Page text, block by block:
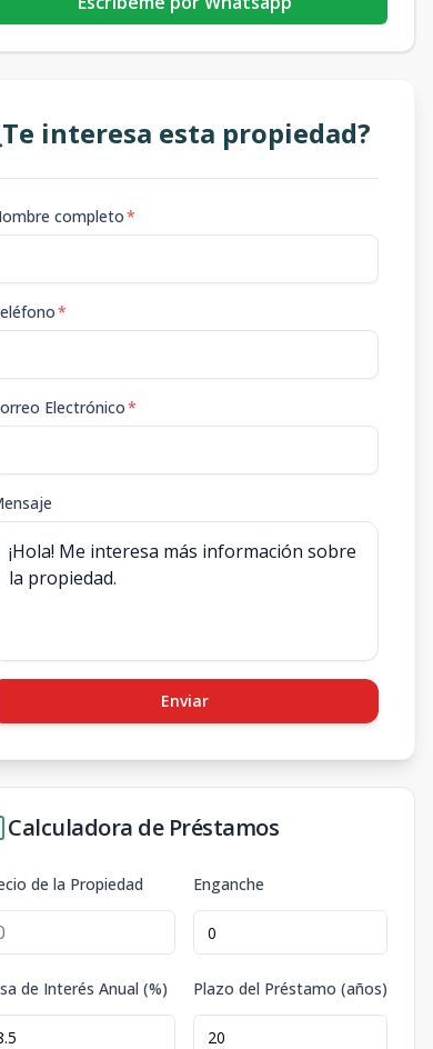
interesa esta propiedad?
completo*
*
Electrónico*
Enviar
Calculadora de Préstamos
de la Propiedad Enganche
de Interés Anual (%) Plazo del Préstamo (años)